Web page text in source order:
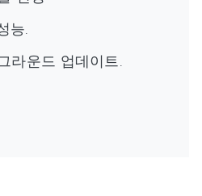
능.
라운드 업데이트.